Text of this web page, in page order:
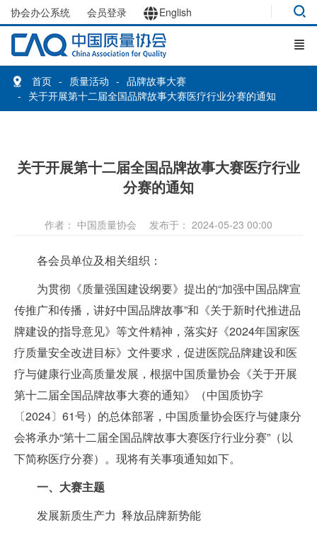
协会办公系统 会员登录 English
首页 质量活动
品牌故事大赛
关于开展第十二届全国品牌故事大赛医疗行业分赛的通知
关于开展第十二届全国品牌故事大赛医疗行业
分赛的通知
作者： 中国质量协会 发布于： 2024-05-23 00:00
各会员单位及相关组织：
为贯彻《质量强国建设纲要》提出的“加强中国品牌宣
传推广和传播，讲好中国品牌故事”和《关于新时代推进品
牌建设的指导意见》等文件精神，落实好《2024年国家医
疗质量安全改进目标》文件要求，促进医院品牌建设和医
疗与健康行业高质量发展，根据中国质量协会《关于开展
第十二届全国品牌故事大赛的通知》（中国质协字
〔2024〕61号）的总体部署，中国质量协会医疗与健康分
会将承办“第十二届全国品牌故事大赛医疗行业分赛”（以
下简称医疗分赛）。现将有关事项通知如下。
一、大赛主题
发展新质生产力 释放品牌新势能